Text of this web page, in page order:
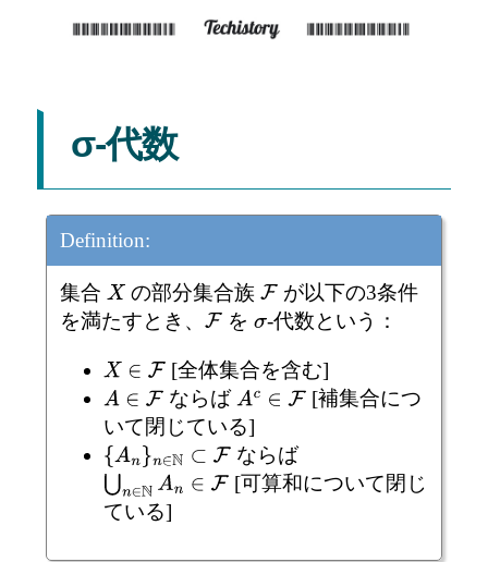
σ-代数
Definition:
集合 Xの部分集合族 F が以下の3条件
を満たすとき、 F をσ-代数という：
X∈F
[全体集合を含む]
A∈F ならば Ac ∈F
[補集合につ
いて閉じている]
{An}n∈N⊂ F
ならば
⋃n∈NAn ∈ F [可算和について閉じ
ている]